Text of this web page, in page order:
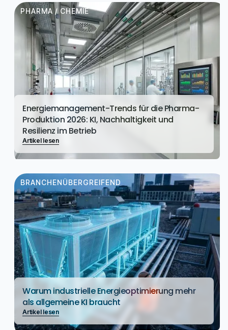
PHARMA / CHEMIE
Energiemanagement-Trends für die Pharma-
Produktion 2026: KI, Nachhaltigkeit und
Resilienz im Betrieb
Artikel lesen
BRANCHENÜBERGREIFEND
Warum industrielle Energieoptimierung mehr
als allgemeine KI braucht
Artikel lesen